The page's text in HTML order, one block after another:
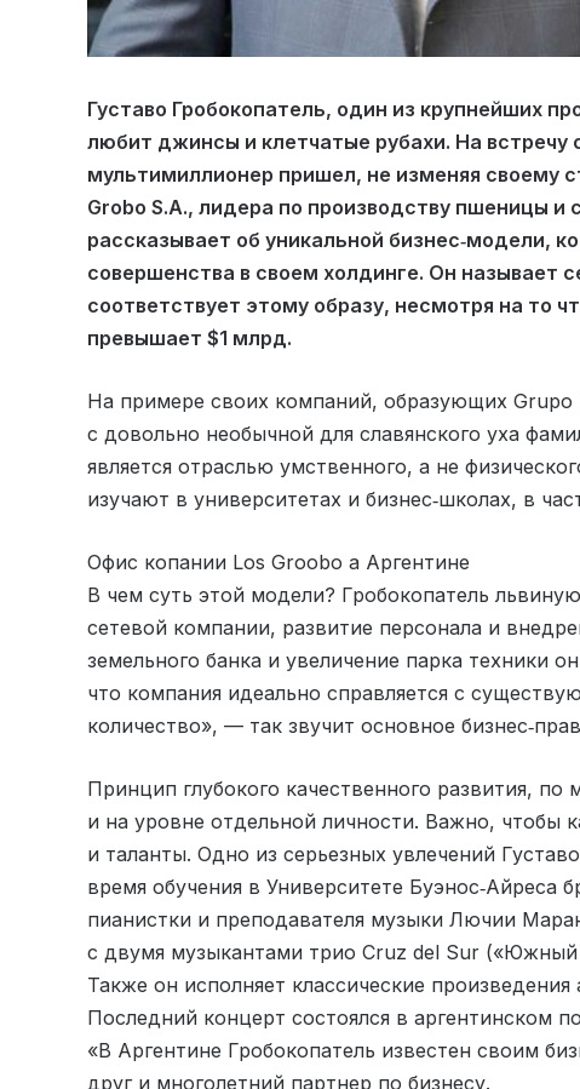
Густаво Гробокопатель, один из крупнейших
любит джинсы и клетчатые рубахи. На
мультимиллионер пришел, не изменяя своему
Grobo S.A., лидера по производству пшеницы и
рассказывает об уникальной бизнес‑модели,
совершенства в своем холдинге. Он называет
соответствует этому образу, несмотря на то
превышает $1 млрд.
На примере своих компаний, образующих Grupo
с довольно необычной для славянского уха
является отраслью умственного, а не
изучают в университетах и бизнес‑школах, в
Офис копании Los Groobo а Аргентине
В чем суть этой модели? Гробокопатель
сетевой компании, развитие персонала и
земельного банка и увеличение парка техники
что компания идеально справляется с
количество», — так звучит основное
Принцип глубокого качественного развития,
и на уровне отдельной личности. Важно, чтобы
и таланты. Одно из серьезных увлечений
время обучения в Университете Буэнос‑Айреса
пианистки и преподавателя музыки Лючии
с двумя музыкантами трио Cruz del Sur
Также он исполняет классические
Последний концерт состоялся в аргентинском
«В Аргентине Гробокопатель известен своим
друг и многолетний партнер по бизнесу.